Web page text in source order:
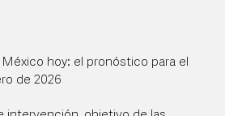
hoy: el pronóstico para el
de 2026